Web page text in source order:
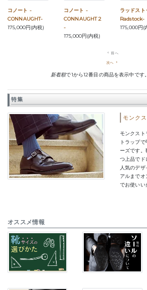
コノート -
CONNAUGHT-
175,000円(内税)
コノート -
CONNAUGHT 2
-
175,000円(内税)
ラッドスト
Radstock-
175,000円(
navigate_before 前へ
次へ navigate_next
新着順で1から12番目の商品を表示中です。
特集
モンク
モンクスト
トラップ
ーズです。
つ上品でド
人気のデザ
アルまでオ
でお使いい
オススメ情報